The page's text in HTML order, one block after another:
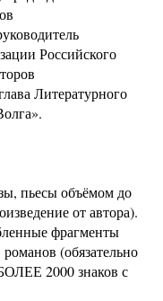
Российского
Литературного
пьесы объёмом до
от автора).
фрагменты
(обязательно
2000 знаков с